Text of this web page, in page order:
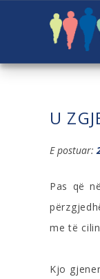
U
E postuar:
Pas që
me të
Kjo